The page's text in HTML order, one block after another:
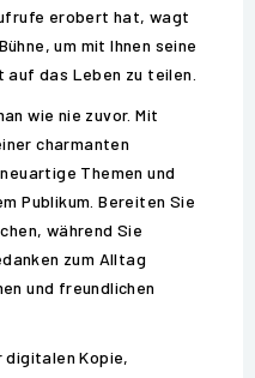
erobert hat, wagt
um mit Ihnen seine
das Leben zu teilen.
wie nie zuvor. Mit
charmanten
Themen und
Publikum. Bereiten Sie
während Sie
zum Alltag
und freundlichen
digitalen Kopie,